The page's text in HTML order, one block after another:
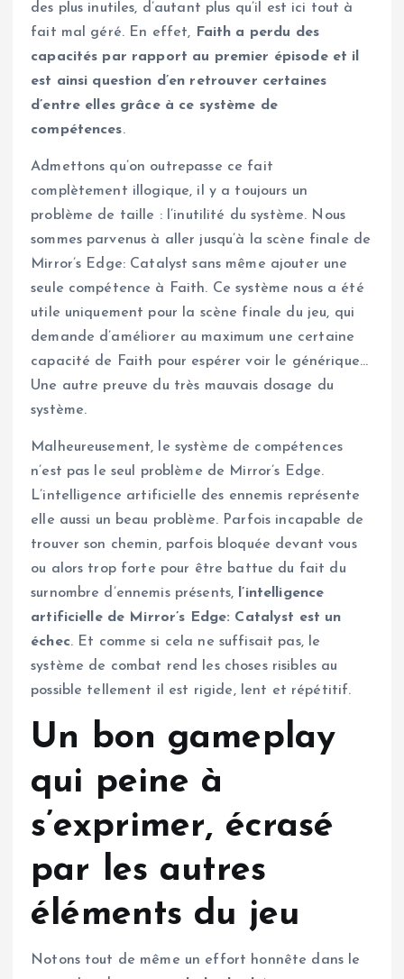
des plus inutiles, d’autant plus qu’il est ici tout à
fait mal géré. En effet, Faith a perdu des
capacités par rapport au premier épisode et il
est ainsi question d’en retrouver certaines
d’entre elles grâce à ce système de
compétences.
Admettons qu’on outrepasse ce fait
complètement illogique, il y a toujours un
problème de taille : l’inutilité du système. Nous
sommes parvenus à aller jusqu’à la scène finale de
Mirror’s Edge: Catalyst sans même ajouter une
seule compétence à Faith. Ce système nous a été
utile uniquement pour la scène finale du jeu, qui
demande d’améliorer au maximum une certaine
capacité de Faith pour espérer voir le générique…
Une autre preuve du très mauvais dosage du
système.
Malheureusement, le système de compétences
n’est pas le seul problème de Mirror’s Edge.
L’intelligence artificielle des ennemis représente
elle aussi un beau problème. Parfois incapable de
trouver son chemin, parfois bloquée devant vous
ou alors trop forte pour être battue du fait du
surnombre d’ennemis présents, l’intelligence
artificielle de Mirror’s Edge: Catalyst est un
échec. Et comme si cela ne suffisait pas, le
système de combat rend les choses risibles au
possible tellement il est rigide, lent et répétitif.
Un bon gameplay
qui peine à
s’exprimer, écrasé
par les autres
éléments du jeu
Notons tout de même un effort honnête dans le